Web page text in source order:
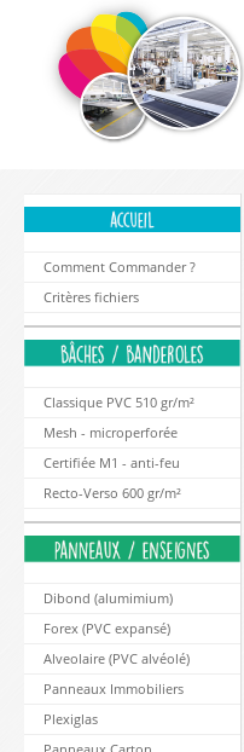
Comment Commander ?
Critères fichiers
Classique PVC 510 gr/m²
Mesh - microperforée
Certifiée M1 - anti-feu
Recto-Verso 600 gr/m²
Dibond (alumimium)
Forex (PVC expansé)
Alveolaire (PVC alvéolé)
Panneaux Immobiliers
Plexiglas